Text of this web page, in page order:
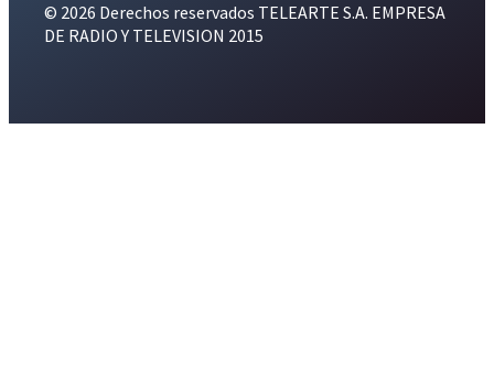
© 2026 Derechos reservados TELEARTE S.A. EMPRESA
DE RADIO Y TELEVISION 2015